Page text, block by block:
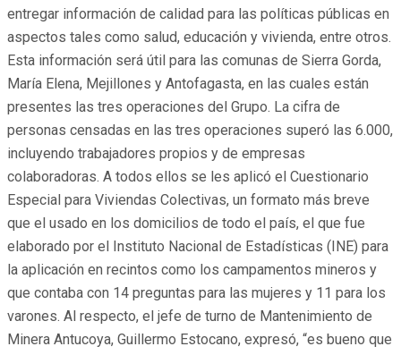
entregar información de calidad para las políticas públicas en
aspectos tales como salud, educación y vivienda, entre otros.
Esta información será útil para las comunas de Sierra Gorda,
María Elena, Mejillones y Antofagasta, en las cuales están
presentes las tres operaciones del Grupo. La cifra de
personas censadas en las tres operaciones superó las 6.000,
incluyendo trabajadores propios y de empresas
colaboradoras. A todos ellos se les aplicó el Cuestionario
Especial para Viviendas Colectivas, un formato más breve
que el usado en los domicilios de todo el país, el que fue
elaborado por el Instituto Nacional de Estadísticas (INE) para
la aplicación en recintos como los campamentos mineros y
que contaba con 14 preguntas para las mujeres y 11 para los
varones. Al respecto, el jefe de turno de Mantenimiento de
Minera Antucoya, Guillermo Estocano, expresó, “es bueno que